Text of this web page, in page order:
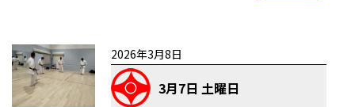
2026年3月8日
3月7日 土曜日